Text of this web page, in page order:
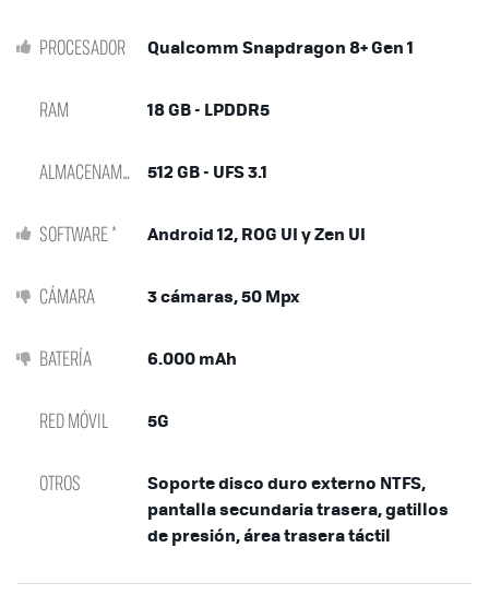
PROCESADOR Qualcomm Snapdragon 8+ Gen 1
RAM 18 GB - LPDDR5
ALMACENAMIENTO 512 GB - UFS 3.1
SOFTWARE * Android 12, ROG UI y Zen UI
CÁMARA 3 cámaras, 50 Mpx
BATERÍA 6.000 mAh
RED MÓVIL 5G
OTROS
Soporte disco duro externo NTFS,
pantalla secundaria trasera, gatillos
de presión, área trasera táctil